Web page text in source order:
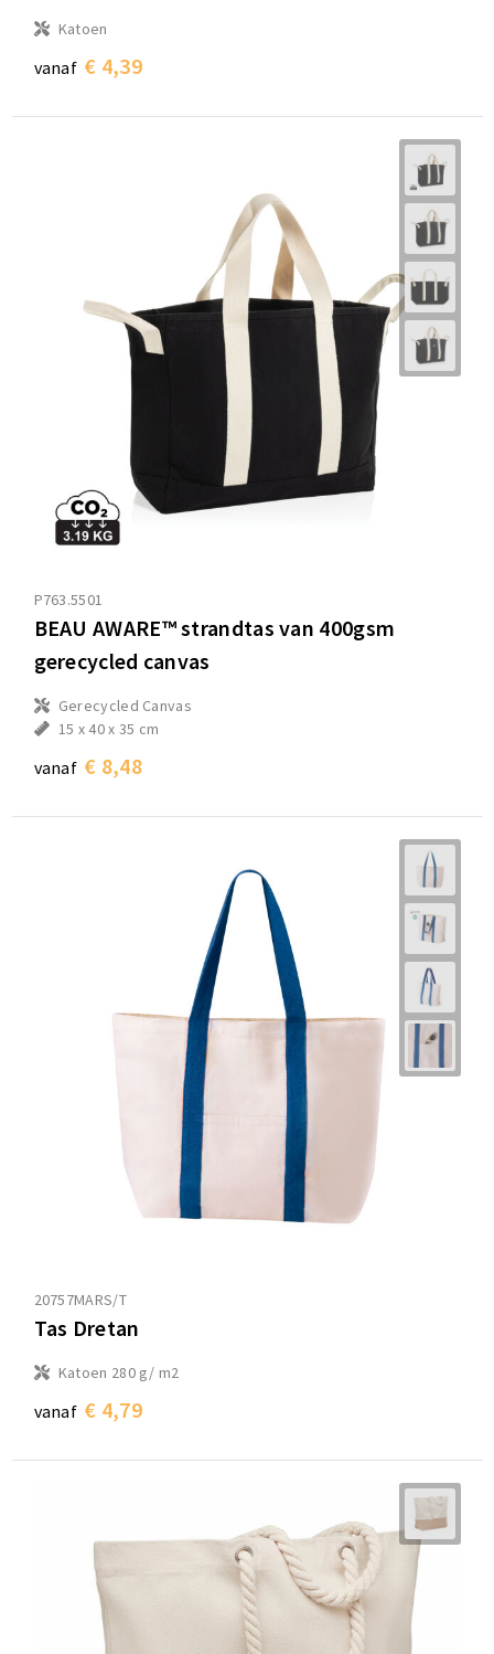
Katoen
vanaf € 4,39
P763.5501
BEAU AWARE™ strandtas van 400gsm
gerecycled canvas
Gerecycled Canvas
15 x 40 x 35 cm
vanaf € 8,48
20757MARS/T
Tas Dretan
Katoen 280 g/ m2
vanaf € 4,79